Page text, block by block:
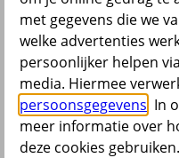
Producten
Situaties
terug
met gegevens die we
welke advertenties
persoonlijker helpen
media. Hiermee
persoonsgegevens . In
meer informatie over
deze cookies gebruiken.